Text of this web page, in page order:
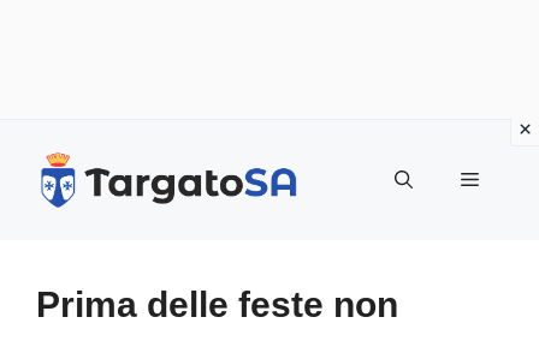
Menu
Prima delle feste non